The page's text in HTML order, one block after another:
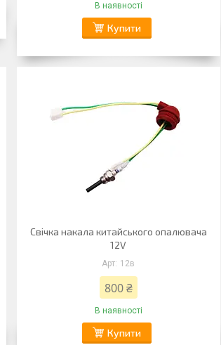
В наявності
Купити
Свічка накала китайського опалювача
12V
12в
800 ₴
В наявності
Купити